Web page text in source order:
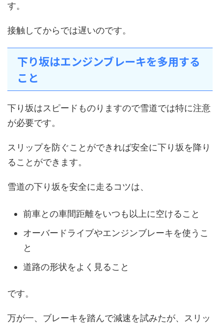
す。
接触してからでは遅いのです。
下り坂はエンジンブレーキを多用する
こと
下り坂はスピードものりますので雪道では特に注意
が必要です。
スリップを防ぐことができれば安全に下り坂を降り
ることができます。
雪道の下り坂を安全に走るコツは、
前車との車間距離をいつも以上に空けること
オーバードライブやエンジンブレーキを使うこ
と
道路の形状をよく見ること
です。
万が一、ブレーキを踏んで減速を試みたが、スリッ